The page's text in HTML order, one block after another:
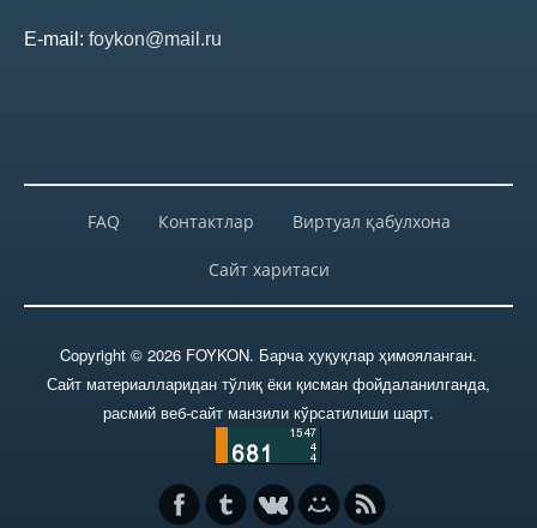
E-mail: foykon@mail.ru
FAQ Контактлар Виртуал қабулхона
Сайт харитаси
Copyright © 2026 FOYKON. Барча ҳуқуқлар ҳимояланган.
Сайт материалларидан тўлиқ ёки қисман фойдаланилганда,
расмий веб-сайт манзили кўрсатилиши шарт.